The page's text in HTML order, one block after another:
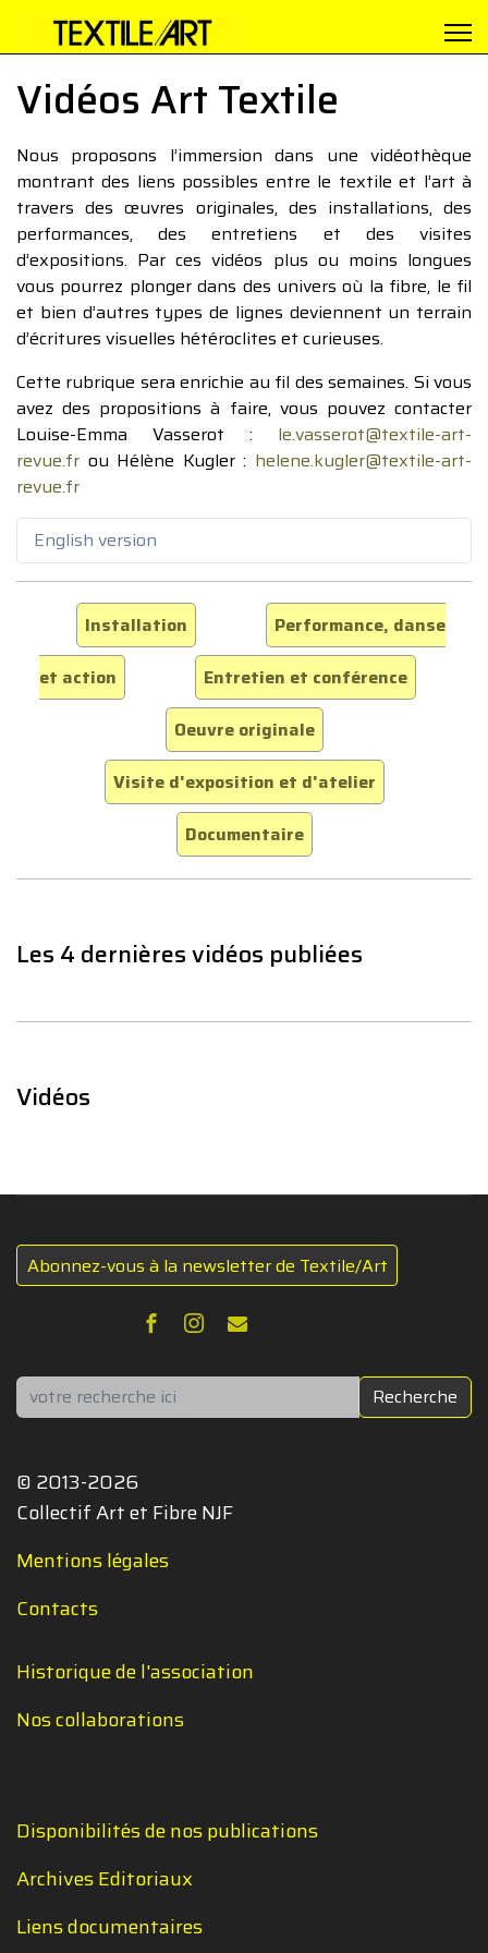
Vidéos Art Textile
Nous proposons l’immersion dans une vidéothèque
montrant des liens possibles entre le textile et l’art à
travers des œuvres originales, des installations, des
performances, des entretiens et des visites
d’expositions. Par ces vidéos plus ou moins longues
vous pourrez plonger dans des univers où la fibre, le fil
et bien d’autres types de lignes deviennent un terrain
d’écritures visuelles hétéroclites et curieuses.
Cette rubrique sera enrichie au fil des semaines. Si vous
avez des propositions à faire, vous pouvez contacter
Louise-Emma Vasserot : le.vasserot@textile-art-
revue.fr ou Hélène Kugler : helene.kugler@textile-art-
revue.fr
English version
Installation
Performance, danse
et action
Entretien et conférence
Oeuvre originale
Visite d'exposition et d'atelier
Documentaire
Les 4 dernières vidéos publiées
Vidéos
Abonnez-vous à la newsletter de Textile/Art
Rechercher Recherche
© 2013-2026
Collectif Art et Fibre NJF
Mentions légales
Contacts
Historique de l'association
Nos collaborations
Disponibilités de nos publications
Archives Editoriaux
Liens documentaires